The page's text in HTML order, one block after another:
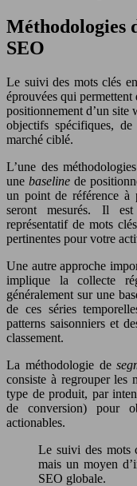
Méthodologies
SEO
Le suivi des mots clés
éprouvées qui
positionnement d’un site
objectifs spécifiques,
marché ciblé.
L’une des
une baseline de
un point de référence à
seront mesurés. Il
représentatif de mots
pertinentes pour votre
Une autre approche
implique la collecte
généralement sur une
de ces séries
patterns saisonniers et
classement.
La méthodologie de
consiste à regrouper les
type de produit, par
de conversion) pour
actionables.
Le suivi des mots
mais un moyen
SEO globale.